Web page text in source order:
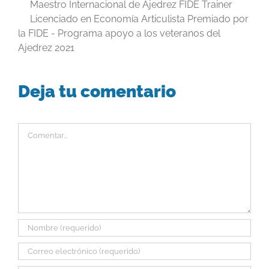
Maestro Internacional de Ajedrez FIDE Trainer
Licenciado en Economía Articulista Premiado por
la FIDE - Programa apoyo a los veteranos del
Ajedrez 2021
Deja tu comentario